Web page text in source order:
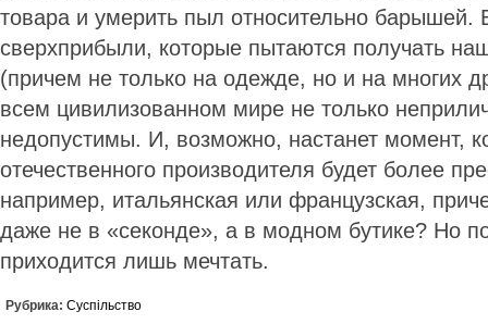
товара и умерить пыл относительно барышей.
сверхприбыли, которые пытаются получать
(причем не только на одежде, но и на многих
всем цивилизованном мире не только
недопустимы. И, возможно, настанет момент,
отечественного производителя будет более
например, итальянская или французская,
даже не в «секонде», а в модном бутике? Но
приходится лишь мечтать.
Рубрика: Суспільство